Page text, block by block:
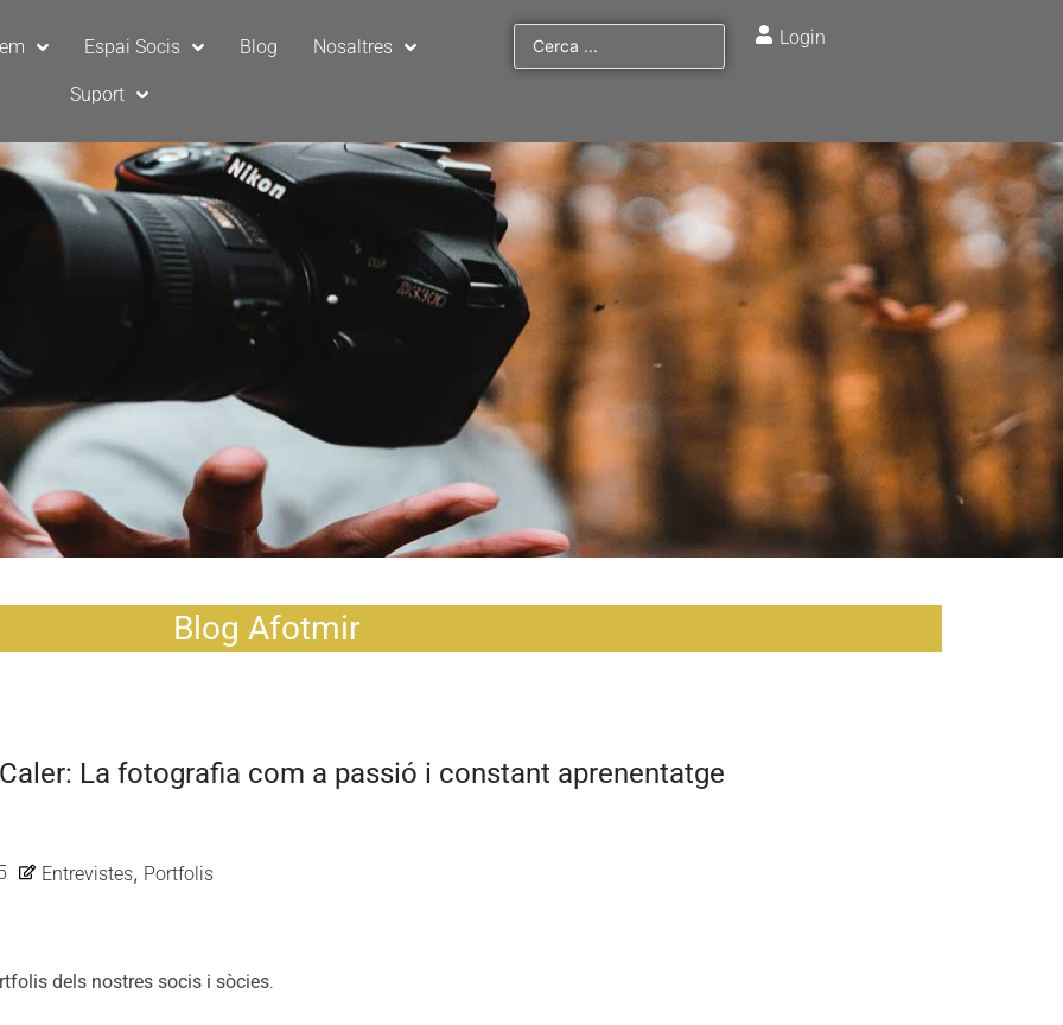
Espai Socis Blog Nosaltres
Suport
Login
Blog Afotmir
La fotografia com a passió i constant aprenentatge
Entrevistes, Portfolis
dels nostres socis i sòcies.